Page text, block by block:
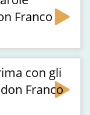
Franco
con gli
Franco